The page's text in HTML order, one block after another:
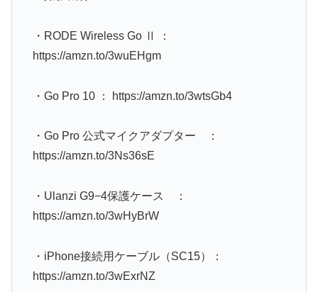
・RODE Wireless Go Ⅱ ：
https://amzn.to/3wuEHgm
・Go Pro 10 ： https://amzn.to/3wtsGb4
・Go Pro 公式マイクアダプター ：
https://amzn.to/3Ns36sE
・Ulanzi G9−4保護ケース ：
https://amzn.to/3wHyBrW
・iPhone接続用ケーブル（SC15）：
https://amzn.to/3wExrNZ